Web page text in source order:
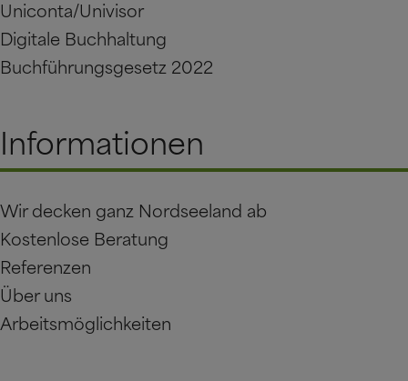
Uniconta/Univisor
Digitale Buchhaltung
Buchführungsgesetz 2022
Informationen
Wir decken ganz Nordseeland ab
Kostenlose Beratung
Referenzen
Über uns
Arbeitsmöglichkeiten